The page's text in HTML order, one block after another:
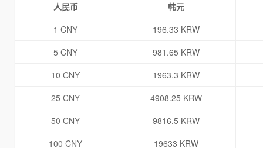
人民币
韩元
1 CNY
196.33 KRW
5 CNY
981.65 KRW
10 CNY
1963.3 KRW
25 CNY
4908.25 KRW
50 CNY
9816.5 KRW
100 CNY
19633 KRW